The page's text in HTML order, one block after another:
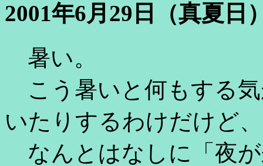
2001年6月29日（真夏日
暑い。
こう暑いと何もする
いたりするわけだけど、
なんとはなしに「夜